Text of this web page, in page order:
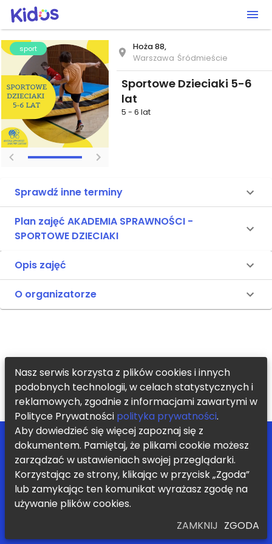
sport
Hoża 88,
Warszawa Śródmieście
Sportowe Dzieciaki 5-6
lat
5 - 6 lat
Sprawdź inne terminy
Plan zajęć AKADEMIA SPRAWNOŚCI -
SPORTOWE DZIECIAKI
Opis zajęć
O organizatorze
POMOC
BLOG
KONTAKT
ZOSTAŃ PARTNEREM
REGULAMIN
POLITYKA PRYWATNOŚCI
Chcę otrzymywać informację o nowych zajęciach i promocjach
Współpraca z uczelniami
Nasz serwis korzysta z plików cookies i innych
podobnych technologii, w celach statystycznych i
reklamowych, zgodnie z informacjami zawartymi w
Polityce Prywatności polityka prywatności.
Aby dowiedzieć się więcej zapoznaj się z
dokumentem. Pamiętaj, że plikami cookie możesz
zarządzać w ustawieniach swojej przeglądarki.
Korzystając ze strony, klikając w przycisk „Zgoda”
lub zamykając ten komunikat wyrażasz zgodę na
używanie plików cookies.
ZAMKNIJ ZGODA